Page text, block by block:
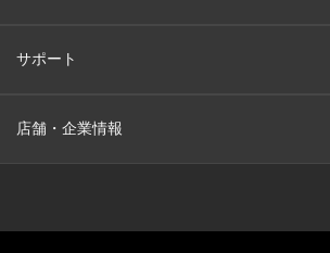
サポート
店舗・企業情報